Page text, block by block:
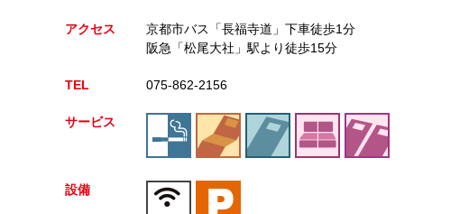
アクセス
京都市バス「長福寺道」下車徒歩1分
阪急「松尾大社」駅より徒歩15分
TEL 075-862-2156
サービス
設備